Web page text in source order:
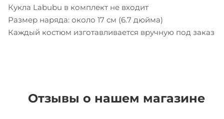
Кукла Labubu в комплект не входит
Размер наряда: около 17 см (6.7 дюйма)
Каждый костюм изготавливается вручную под заказ
Отзывы о нашем магазине